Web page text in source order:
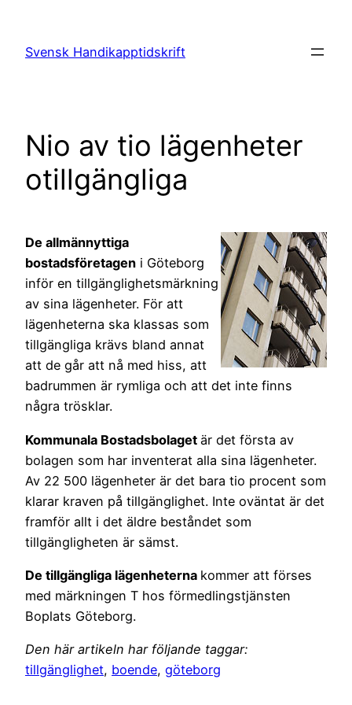
innehåll
Svensk Handikapptidskrift
Nio av tio lägenheter
otillgängliga
De allmännyttiga
bostadsföretagen i Göteborg
inför en tillgänglighetsmärkning
av sina lägenheter. För att
lägenheterna ska klassas som
tillgängliga krävs bland annat
att de går att nå med hiss, att
badrummen är rymliga och att det inte finns
några trösklar.
Kommunala Bostadsbolaget är det första av
bolagen som har inventerat alla sina lägenheter.
Av 22 500 lägenheter är det bara tio procent som
klarar kraven på tillgänglighet. Inte oväntat är det
framför allt i det äldre beståndet som
tillgängligheten är sämst.
De tillgängliga lägenheterna kommer att förses
med märkningen T hos förmedlingstjänsten
Boplats Göteborg.
Den här artikeln har följande taggar:
tillgänglighet, boende, göteborg